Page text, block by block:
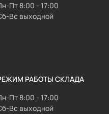
Пт 8:00 - 17:00
Вс выходной
РАБОТЫ СКЛАДА
Пт 8:00 - 17:00
Вс выходной